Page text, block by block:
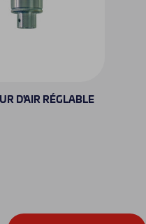
D'AIR RÉGLABLE